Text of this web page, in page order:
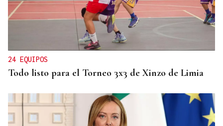
MODA
Black Friday 2025: el (ya no tan) secreto mejor
guardado del armario de las que más saben
24 EQUIPOS
Todo listo para el Torneo 3x3 de Xinzo de Limia